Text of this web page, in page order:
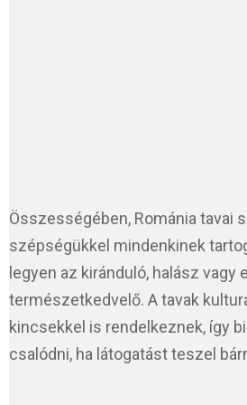
Összességében, Románia tavai
szépségükkel mindenkinek
legyen az kiránduló, halász vagy
természetkedvelő. A tavak
kincsekkel is rendelkeznek, így
csalódni, ha látogatást teszel